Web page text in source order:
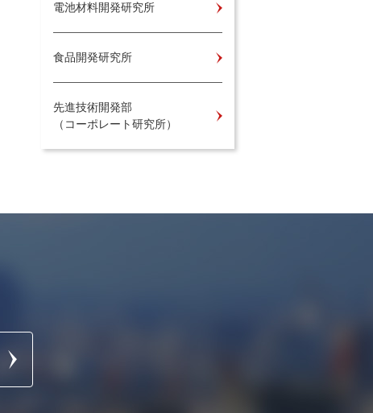
電池材料開発研究所
食品開発研究所
先進技術開発部
（コーポレート研究所）